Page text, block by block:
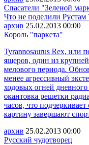
Спасатели "Зеленой
Что не поделили
архив 25.02.2013 00:00
Король "паркета"
Tyrannosaurus Rex, или
ящеров, один из
мелового периода.
менее агрессивный
ходовых огней
окантовка решетки
часов, что
картину завершают
архив 25.02.2013 00:00
Русский чудотворец